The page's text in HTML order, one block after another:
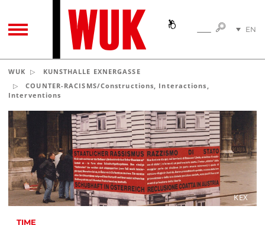
TOGGLE NAVIGATIONSEARCH
EN
WUK
KUNSTHALLE EXNERGASSE
COUNTER-RACISMS/Constructions, Interactions,
Interventions
TIME
KEX